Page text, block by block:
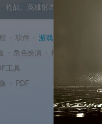
枪战、英雄射击、大逃杀、刷
软件 游戏
角色扮演 模拟经营
在
工具
PDF